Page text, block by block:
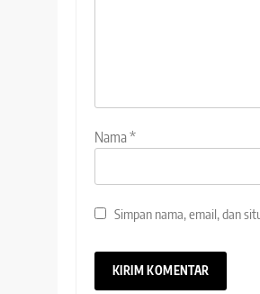
Nama*
Simpan nama, email, dan